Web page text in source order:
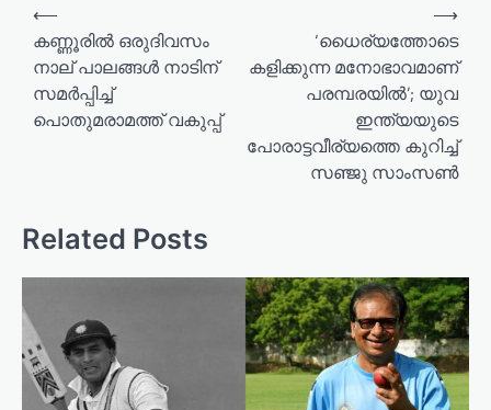
⟵
കണ്ണൂരിൽ ഒരുദിവസം
നാല് പാലങ്ങള്‍ നാടിന്
സമർപ്പിച്ച്
പൊതുമരാമത്ത് വകുപ്പ്
‘ധൈര്യത്തോടെ
കളിക്കുന്ന മനോഭാവമാണ്
പരമ്പരയില്‍’; യുവ
ഇന്ത്യയുടെ
പോരാട്ടവീര്യത്തെ കുറിച്ച്
സഞ്ജു സാംസണ്‍
⟶
Related Posts